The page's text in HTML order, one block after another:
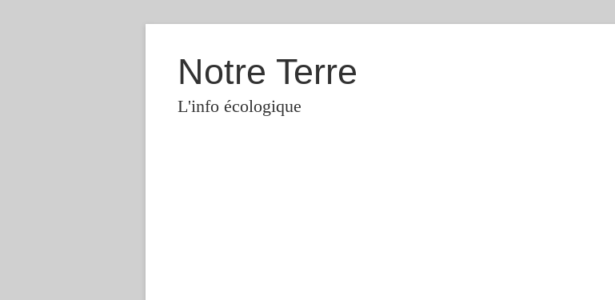
Notre Terre
L'info écologique